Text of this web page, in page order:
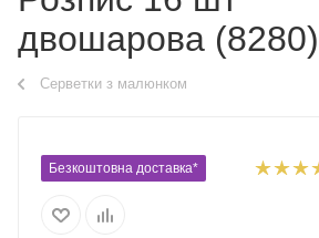
двошарова (8280)
Серветки з малюнком
Безкоштовна доставка*